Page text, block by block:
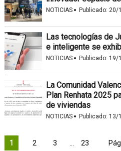
NOTICIAS · Publicado: 20/
Las tecnologías de
e inteligente se
NOTICIAS · Publicado: 19/
La Comunidad
Plan Renhata 2025
de viviendas
NOTICIAS · Publicado: 13/
1 2 3 23